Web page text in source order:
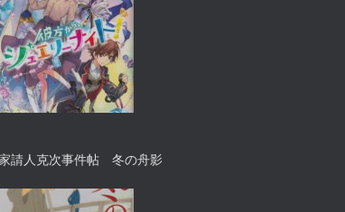
請人克次事件帖 冬の舟影